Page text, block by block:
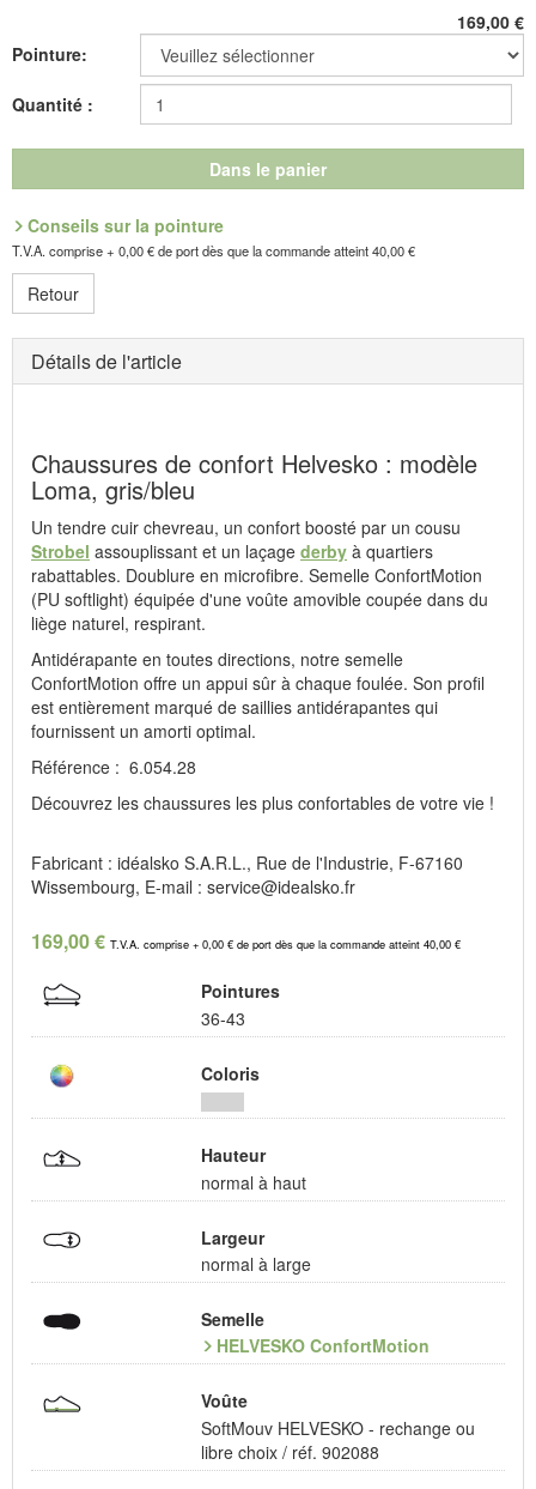
Antidérapante en toutes directions, notre semelle ConfortMotion
offre un appui sûr à chaque foulée. Son profil est entièrement
marqué de saillies antidérapantes qui fournissent un amorti
optimal.
Référence : 6.054.28
Découvrez les chaussures les plus confortables de votre vie !
Fabricant : idéalsko S.A.R.L., Rue de l'Industrie, F-67160
Wissembourg, E-mail : service@idealsko.fr
169,00 €
Pointure:
Quantité :
Dans le panier
Conseils sur la pointure
T.V.A. comprise + 0,00 € de port dès que la commande atteint 40,00 €
Retour
Détails de l'article
Chaussures de confort Helvesko : modèle
Loma, gris/bleu
Un tendre cuir chevreau, un confort boosté par un cousu
Strobel assouplissant et un laçage derby à quartiers
rabattables. Doublure en microfibre. Semelle ConfortMotion
(PU softlight) équipée d'une voûte amovible coupée dans du
liège naturel, respirant.
Antidérapante en toutes directions, notre semelle
ConfortMotion offre un appui sûr à chaque foulée. Son profil
est entièrement marqué de saillies antidérapantes qui
fournissent un amorti optimal.
Référence : 6.054.28
Découvrez les chaussures les plus confortables de votre vie !
Fabricant : idéalsko S.A.R.L., Rue de l'Industrie, F-67160
Wissembourg, E-mail : service@idealsko.fr
169,00 € T.V.A. comprise + 0,00 € de port dès que la commande atteint 40,00 €
Pointures
36-43
Coloris
Hauteur
normal à haut
Largeur
normal à large
Semelle
HELVESKO ConfortMotion
Voûte
SoftMouv HELVESKO - rechange ou
libre choix / réf. 902088